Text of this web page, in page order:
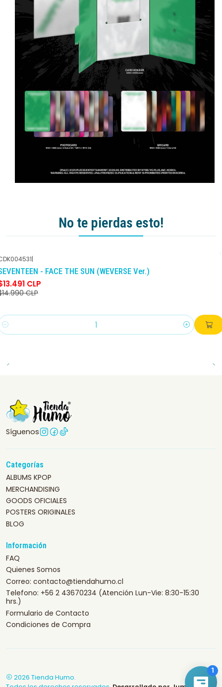
No te pierdas esto!
-10% DCTO
|
- FACE THE SUN (WEVERSE Ver.)
CLP
CLP
Síguenos
Categorías
ALBUMS KPOP
MERCHANDISING
GOODS OFICIALES
POSTERS ORIGINALES
BLOG
Información
FAQ
Quienes Somos
Correo: contacto@tiendahumo.cl
Telefono: +56 2 43670234 (Atención Lun-Vie: 8:30-15:30
hrs.)
Formulario de Contacto
Condiciones de Compra
2026 Tienda Humo.